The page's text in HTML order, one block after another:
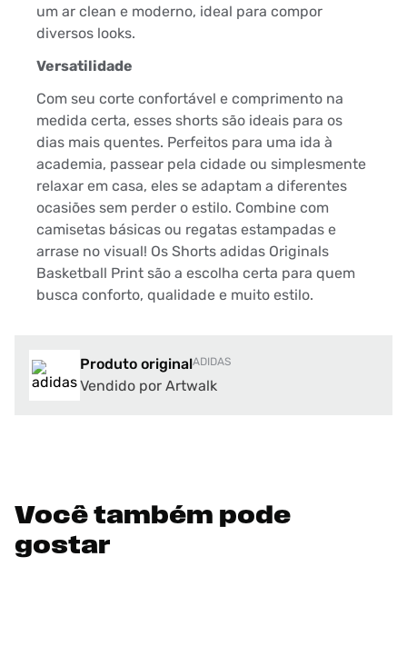
um ar clean e moderno, ideal para compor
diversos looks.
Versatilidade
Com seu corte confortável e comprimento na
medida certa, esses shorts são ideais para os
dias mais quentes. Perfeitos para uma ida à
academia, passear pela cidade ou simplesmente
relaxar em casa, eles se adaptam a diferentes
ocasiões sem perder o estilo. Combine com
camisetas básicas ou regatas estampadas e
arrase no visual! Os Shorts adidas Originals
Basketball Print são a escolha certa para quem
busca conforto, qualidade e muito estilo.
Produto originalADIDAS
Vendido por Artwalk
Você também pode
gostar